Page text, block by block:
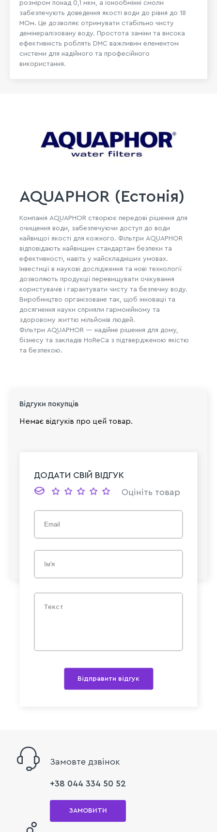
розміром понад 0,1 мкм, а іонообмінні смоли
забезпечують доведення якості води до рівня до 18
МОм. Це дозволяє отримувати стабільно чисту
демінералізовану воду. Простота заміни та висока
ефективність роблять DMC важливим елементом
системи для надійного та професійного
використання.
AQUAPHOR (Естонія)
Компанія AQUAPHOR створює передові рішення для
очищення води, забезпечуючи доступ до води
найвищої якості для кожного. Фільтри AQUAPHOR
відповідають найвищим стандартам безпеки та
ефективності, навіть у найскладніших умовах.
Інвестиції в наукові дослідження та нові технології
дозволяють продукції перевищувати очікування
користувачів і гарантувати чисту та безпечну воду.
Виробництво організоване так, щоб інновації та
досягнення науки сприяли гармонійному та
здоровому життю мільйонів людей.
Фільтри AQUAPHOR — надійне рішення для дому,
бізнесу та закладів HoReCa з підтвердженою якістю
та безпекою.
Відгуки покупців
Немає відгуків про цей товар.
ДОДАТИ СВІЙ ВІДГУК
Оцініть товар
Відправити відгук
Замовте дзвінок
+38 044 334 50 52
ЗАМОВИТИ